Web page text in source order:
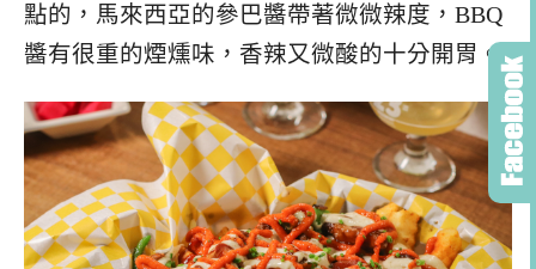
點的，馬來西亞的參巴醬帶著微微辣度，BBQ
醬有很重的煙燻味，香辣又微酸的十分開胃。